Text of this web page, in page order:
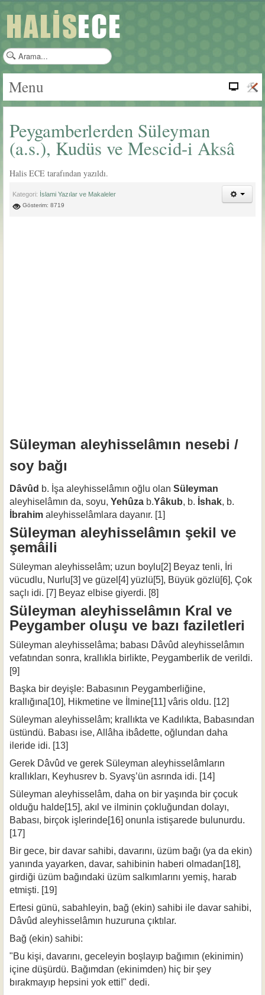
a
a
Menu
Peygamberlerden Süleyman
(a.s.), Kudüs ve Mescid-i Aksâ
Halis ECE tarafından yazıldı.
Kategori: İslami Yazılar ve Makaleler
Gösterim: 8719
Süleyman aleyhisselâmın nesebi /
soy bağı
Dâvûd b. İşa aleyhisselâmın oğlu olan Süleyman
aleyhiselâmın da, soyu, Yehûza b.Yâkub, b. İshak, b.
İbrahim aleyhisselâmlara dayanır. [1]
Süleyman aleyhisselâmın şekil ve
şemâili
Süleyman aleyhisselâm; uzun boylu[2] Beyaz tenli, İri
vücudlu, Nurlu[3] ve güzel[4] yüzlü[5], Büyük gözlü[6], Çok
saçlı idi. [7] Beyaz elbise giyerdi. [8]
Süleyman aleyhisselâmın Kral ve
Peygamber oluşu ve bazı faziletleri
Süleyman aleyhisselâma; babası Dâvûd aleyhisselâmın
vefatından sonra, kral­lıkla birlikte, Peygamberlik de verildi.
[9]
Başka bir deyişle: Babasının Peygamberliğine,
krallığına[10], Hikmetine ve İlmine[11] vâris oldu. [12]
Süleyman aleyhisselâm; krallıkta ve Kadılıkta, Babasından
üstündü. Babası ise, Allâha ibâdette, oğlundan daha
ileride idi. [13]
Gerek Dâvûd ve gerek Süleyman aleyhisselâmların
krallıkları, Keyhusrev b. Syavş’ün asrında idi. [14]
Süleyman aleyhisselâm, daha on bir yaşında bir çocuk
olduğu halde[15], akıl ve ilminin çokluğundan dolayı,
Babası, birçok işlerinde[16] onunla istişarede bu­lunurdu.
[17]
Bir gece, bir davar sahibi, davarını, üzüm bağı (ya da ekin)
yanında yayarken, davar, sahibinin haberi olmadan[18],
girdiği üzüm bağındaki üzüm salkımlarını yemiş, harab
etmişti. [19]
Ertesi günü, sabahleyin, bağ (ekin) sahibi ile davar sahibi,
Dâvûd aleyhisselâmın huzuruna çıktılar.
Bağ (ekin) sahibi:
"Bu kişi, davarını, geceleyin boşlayıp bağımın (ekinimin)
içine düşürdü. Ba­ğımdan (ekinimden) hiç bir şey
bırakmayıp hepsini yok etti!" dedi.